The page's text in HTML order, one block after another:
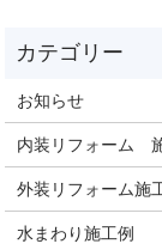
お知らせ
内装リフォーム
外装リフォーム施
水まわり施工例